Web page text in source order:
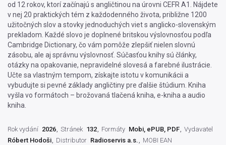
od 12 rokov, ktorí začínajú s angličtinou na úrovni CEFR A1. Nájdete
v nej 20 praktických tém z každodenného života, približne 1200
užitočných slov a stovky jednoduchých viet s anglicko-slovenským
prekladom. Každé slovo je doplnené britskou výslovnosťou podľa
Cambridge Dictionary, čo vám pomôže zlepšiť nielen slovnú
zásobu, ale aj správnu výslovnosť. Súčasťou knihy sú články,
otázky na opakovanie, nepravidelné slovesá a farebné ilustrácie.
Učte sa vlastným tempom, získajte istotu v komunikácii a
vybudujte si pevné základy angličtiny pre ďalšie štúdium. Kniha
vyšla vo formátoch – brožovaná tlačená kniha, e-kniha a audio
kniha.
Rok vydání 2026 Stránek 132 Formáty Mobi, ePUB, PDF Vydavatel
Róbert Hodoši
Distributor Radioservis a.s.
MOBI EAN